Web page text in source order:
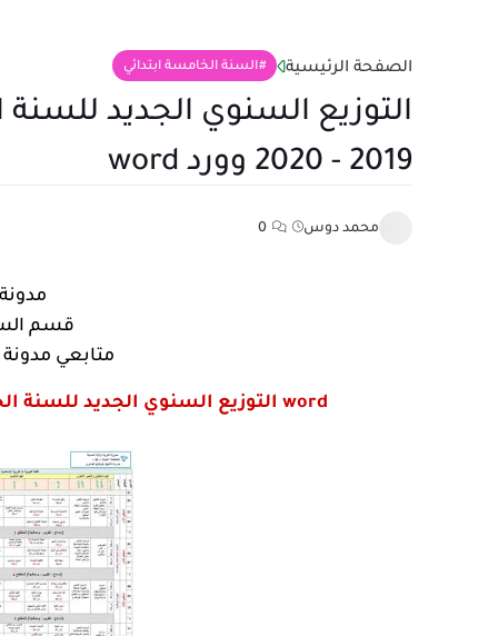
الصفحة الرئيسية السنة الخامسة ابتدائي
التوزيع السنوي الجديد
2019 - 2020 وورد word
محمد دوس 0
مدونة
قسم
متابعي مدونة
التوزيع السنوي الجديد للسنة الخامسة الجيل الثاني جميع المواد 2019 - 2020 وورد word